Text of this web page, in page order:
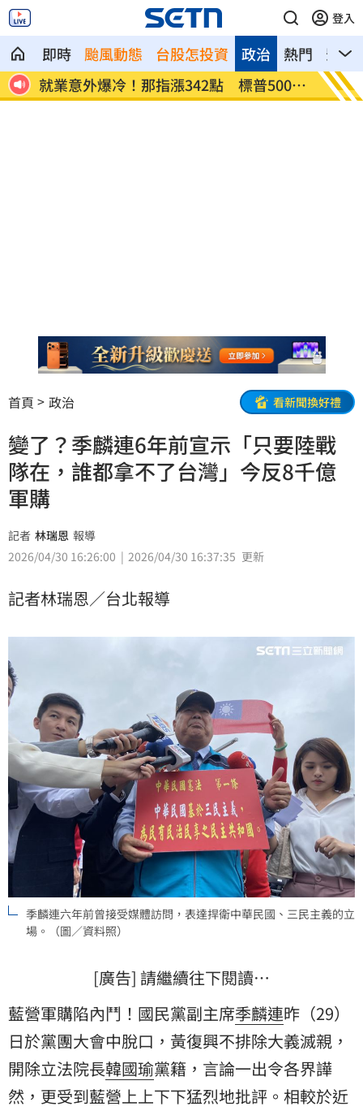
登入
即時 颱風動態 台股怎投資 熱門 影音
政治
炸
就業意外爆冷！那指漲342點 標普500新
高
美通
關稅
首頁 政治 看新聞換好禮
變了？季麟連6年前宣示「只要陸戰
隊在，誰都拿不了台灣」今反8千億
軍購
記者 林瑞恩 報導
2026/04/30 16:26:00
2026/04/30 16:37:35 更新
記者林瑞恩／台北報導
季麟連六年前曾接受媒體訪問，表達捍衛中華民國、三民主義的立
場。（圖／資料照）
[廣告] 請繼續往下閱讀…
藍營軍購陷內鬥！國民黨副主席季麟連昨（29）
日於黨團大會中脫口，黃復興不排除大義滅親，
開除立法院長韓國瑜黨籍，言論一出令各界譁
然，更受到藍營上上下下猛烈地批評。相較於近